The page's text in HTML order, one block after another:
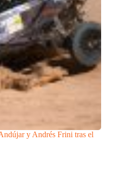
y Andrés Frini tras el